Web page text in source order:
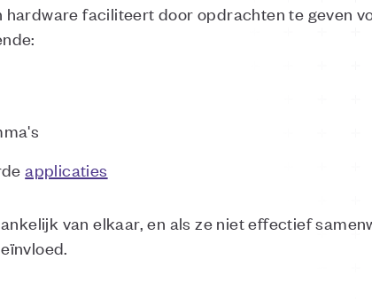
faciliteert door opdrachten te geven
applicaties
van elkaar, en als ze niet effectief